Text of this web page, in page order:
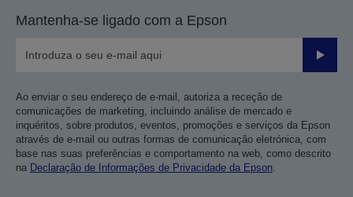
Mantenha-se ligado com a Epson
Enviar
Ao enviar o seu endereço de e-mail, autoriza a receção de
comunicações de marketing, incluindo análise de mercado e
inquéritos, sobre produtos, eventos, promoções e serviços da Epson
através de e-mail ou outras formas de comunicação eletrónica, com
base nas suas preferências e comportamento na web, como descrito
na Declaração de Informações de Privacidade da Epson